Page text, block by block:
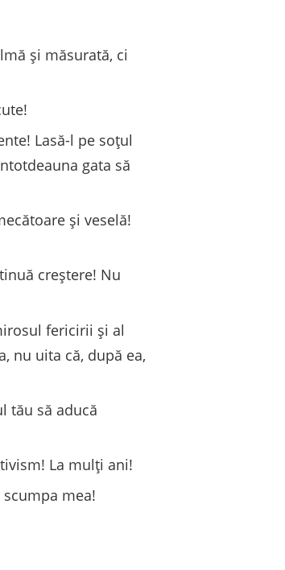
și măsurată, ci
Lasă-l pe soțul
gata să
și veselă!
creștere! Nu
fericirii și al
nu uita că, după ea,
tău să aducă
La mulți ani!
mea!